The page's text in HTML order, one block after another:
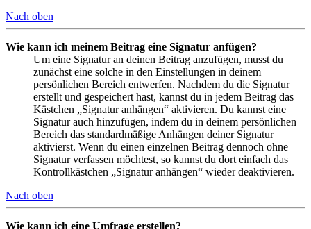
Nach oben
Wie kann ich meinem Beitrag eine Signatur anfügen?
Um eine Signatur an deinen Beitrag anzufügen, musst du
zunächst eine solche in den Einstellungen in deinem
persönlichen Bereich entwerfen. Nachdem du die Signatur
erstellt und gespeichert hast, kannst du in jedem Beitrag das
Kästchen „Signatur anhängen“ aktivieren. Du kannst eine
Signatur auch hinzufügen, indem du in deinem persönlichen
Bereich das standardmäßige Anhängen deiner Signatur
aktivierst. Wenn du einen einzelnen Beitrag dennoch ohne
Signatur verfassen möchtest, so kannst du dort einfach das
Kontrollkästchen „Signatur anhängen“ wieder deaktivieren.
Nach oben
Wie kann ich eine Umfrage erstellen?